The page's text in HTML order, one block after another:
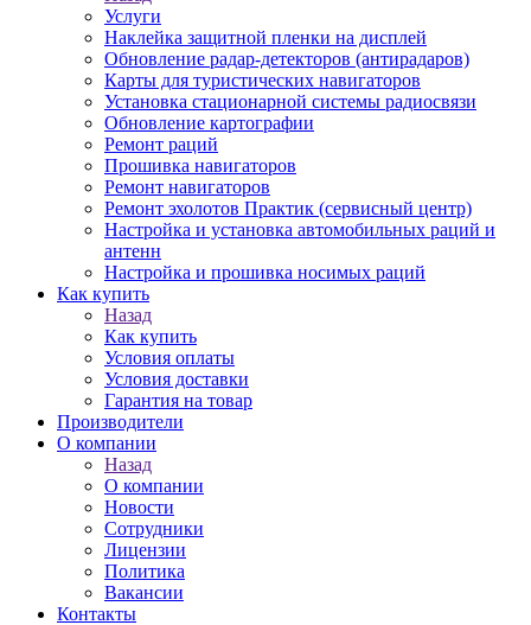
Услуги
Наклейка защитной пленки на дисплей
Обновление радар-детекторов (антирадаров)
Карты для туристических навигаторов
Установка стационарной системы радиосвязи
Обновление картографии
Ремонт раций
Прошивка навигаторов
Ремонт навигаторов
Ремонт эхолотов Практик (сервисный центр)
Настройка и установка автомобильных раций и
антенн
Настройка и прошивка носимых раций
Как купить
Назад
Как купить
Условия оплаты
Условия доставки
Гарантия на товар
Производители
О компании
Назад
О компании
Новости
Сотрудники
Лицензии
Политика
Вакансии
Контакты